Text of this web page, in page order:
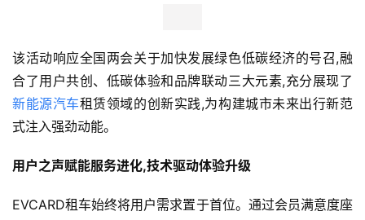
该活动响应全国两会关于加快发展绿色低碳经济的号召,融
合了用户共创、低碳体验和品牌联动三大元素,充分展现了
新能源汽车租赁领域的创新实践,为构建城市未来出行新范
式注入强劲动能。
用户之声赋能服务进化,技术驱动体验升级
EVCARD租车始终将用户需求置于首位。通过会员满意度座